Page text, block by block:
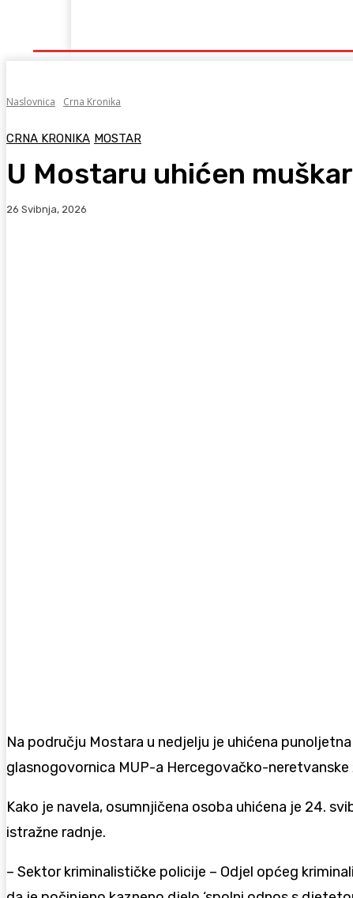
Naslovnica
Crna Kronika
CRNA KRONIKA MOSTAR
U Mostaru uhićen
26 Svibnja, 2026
Na području Mostara u nedjelju je uhićena
glasnogovornica MUP-a Hercegovačko-neretvanske
Kako je navela, osumnjičena osoba uhićena je 24.
istražne radnje.
– Sektor kriminalističke policije – Odjel općeg